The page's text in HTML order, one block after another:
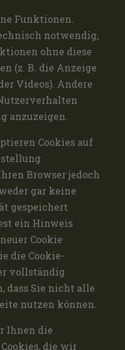
Funktionen.
notwendig,
ohne diese
(z. B. die Anzeige
Videos). Andere
anzuzeigen.
Cookies auf
Browser jedoch
gar keine
gespeichert
ein Hinweis
Cookie
die Cookie-
vollständig
dass Sie nicht alle
nutzen können.
Ihnen die
die wir